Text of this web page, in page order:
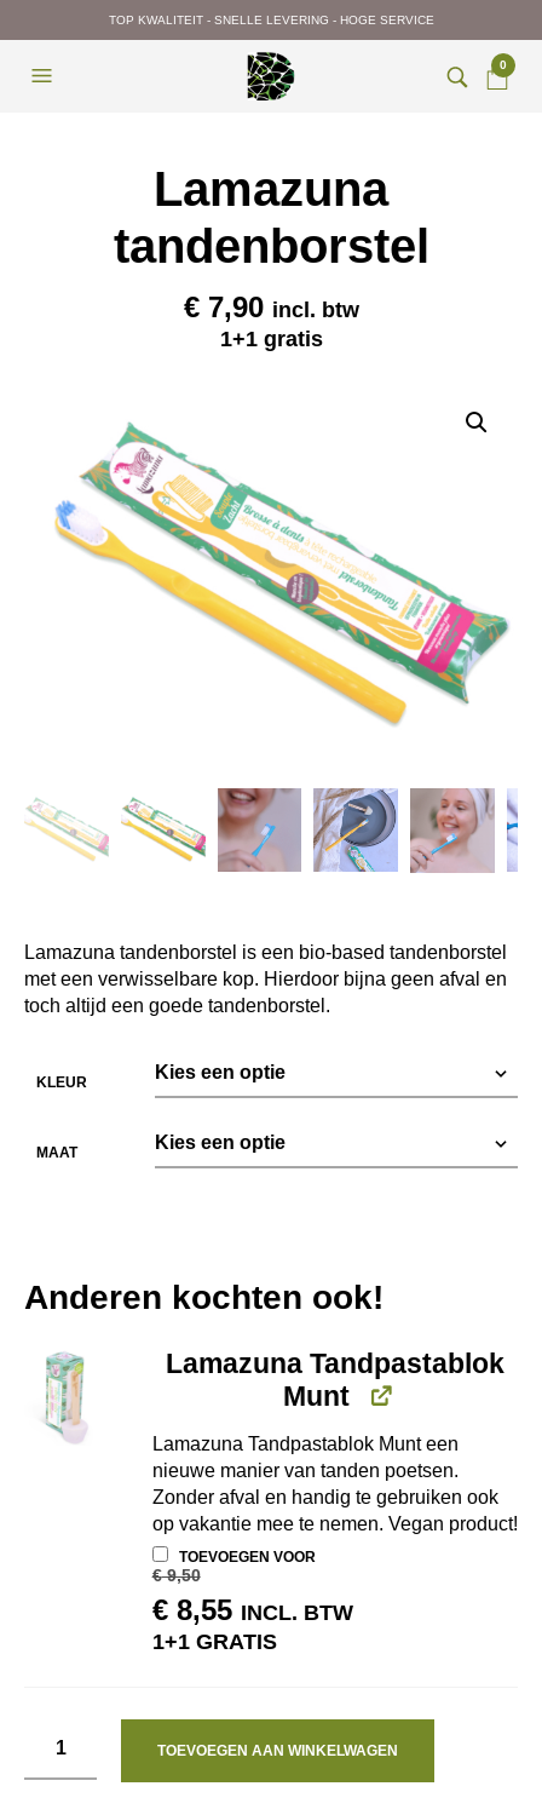
TOP KWALITEIT - SNELLE LEVERING - HOGE SERVICE
0
Lamazuna
tandenborstel
€7,90 incl. btw
1+1 gratis
Lamazuna tandenborstel is een bio-based tandenborstel
met een verwisselbare kop. Hierdoor bijna geen afval en
toch altijd een goede tandenborstel.
KLEUR
MAAT
Anderen kochten ook!
Lamazuna Tandpastablok
Munt
Lamazuna Tandpastablok Munt een
nieuwe manier van tanden poetsen.
Zonder afval en handig te gebruiken ook
op vakantie mee te nemen. Vegan product!
TOEVOEGEN VOOR
€9,50
OORSPRONKELIJKE
PRIJS
€8,55HUIDIGE
PRIJS
INCL. BTW
1+1 GRATIS
TOEVOEGEN AAN WINKELWAGEN